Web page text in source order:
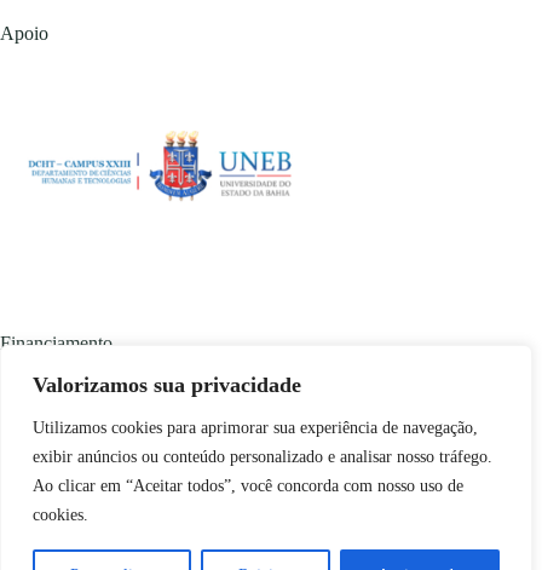
Valorizamos sua privacidade
Utilizamos cookies para aprimorar sua experiência de navegação,
exibir anúncios ou conteúdo personalizado e analisar nosso tráfego.
Ao clicar em “Aceitar todos”, você concorda com nosso uso de
cookies.
Apoio
Financiamento
Conteúdo disponível emcopyleft🄯 através da licença